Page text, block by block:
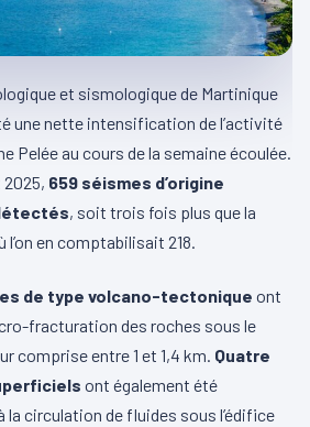
et sismologique de Martinique
une nette intensification de l’activité
Pelée au cours de la semaine écoulée.
2025, 659 séismes d’origine
, soit trois fois plus que la
en comptabilisait 218.
de type volcano-tectonique ont
fracturation des roches sous le
comprise entre 1 et 1,4 km. Quatre
ont également été
circulation de fluides sous l’édifice